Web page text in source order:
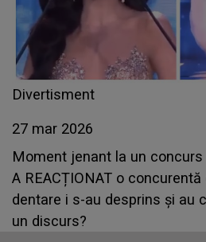
Divertisment
27 mar 2026
Moment jenant la un
A REACȚIONAT o
dentare i s-au desprins și au
un discurs?